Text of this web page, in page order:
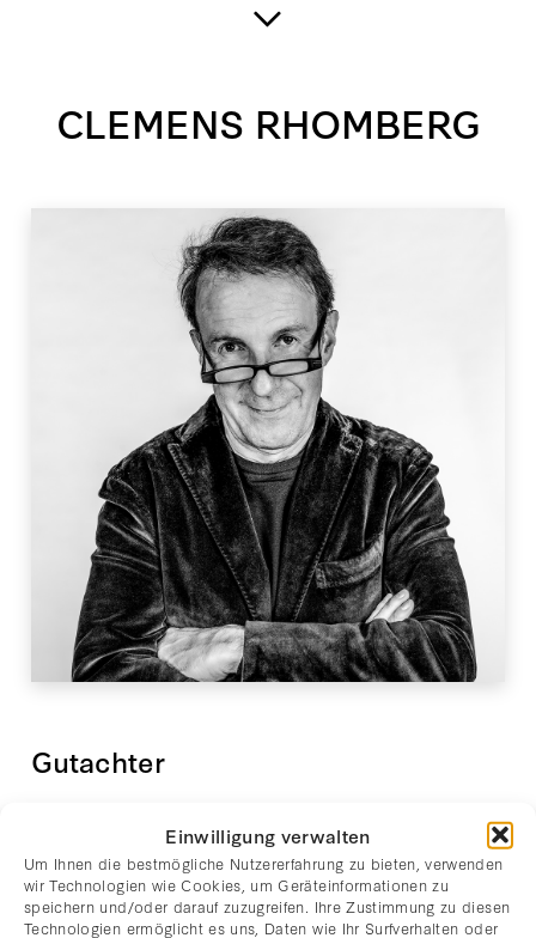
Einwilligung verwalten
Um Ihnen die bestmögliche Nutzererfahrung zu bieten, verwenden
wir Technologien wie Cookies, um Geräteinformationen zu
speichern und/oder darauf zuzugreifen. Ihre Zustimmung zu diesen
Technologien ermöglicht es uns, Daten wie Ihr Surfverhalten oder
CLEMENS RHOMBERG
Gutachter
Clemens Rhomberg ist
gerichtlich beeideter
und zertifizierter Sachverständigerfür
Kunst, mit dem Spezialgebiet ‘Kunst nach
1945’, und seit vielen Jahren in der Liste des